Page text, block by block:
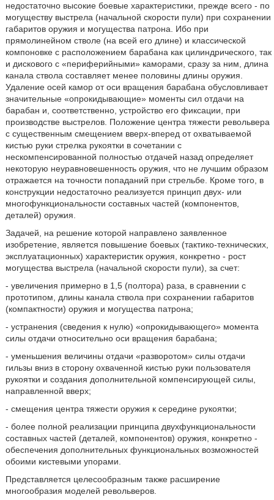
недостаточно высокие боевые характеристики, прежде всего - по
могуществу выстрела (начальной скорости пули) при сохранении
габаритов оружия и могущества патрона. Ибо при
прямолинейном стволе (на всей его длине) и классической
компоновке с расположением барабана как цилиндрического, так
и дискового с «периферийными» каморами, сразу за ним, длина
канала ствола составляет менее половины длины оружия.
Удаление осей камор от оси вращения барабана обусловливает
значительные «опрокидывающие» моменты сил отдачи на
барабан и, соответственно, устройство его фиксации, при
производстве выстрелов. Положение центра тяжести револьвера
с существенным смещением вверх-вперед от охватываемой
кистью руки стрелка рукоятки в сочетании с
нескомпенсированной полностью отдачей назад определяет
некоторую неуравновешенность оружия, что не лучшим образом
отражается на точности попаданий при стрельбе. Кроме того, в
конструкции недостаточно реализуется принцип двух- или
многофункциональности составных частей (компонентов,
деталей) оружия.
Задачей, на решение которой направлено заявленное
изобретение, является повышение боевых (тактико-технических,
эксплуатационных) характеристик оружия, конкретно - рост
могущества выстрела (начальной скорости пули), за счет:
- увеличения примерно в 1,5 (полтора) раза, в сравнении с
прототипом, длины канала ствола при сохранении габаритов
(компактности) оружия и могущества патрона;
- устранения (сведения к нулю) «опрокидывающего» момента
силы отдачи относительно оси вращения барабана;
- уменьшения величины отдачи «разворотом» силы отдачи
гильзы вниз в сторону охваченной кистью руки пользователя
рукоятки и создания дополнительной компенсирующей силы,
направленной вверх;
- смещения центра тяжести оружия к середине рукоятки;
- более полной реализации принципа двухфункциональности
составных частей (деталей, компонентов) оружия, конкретно -
обеспечения дополнительных функциональных возможностей
обоими кистевыми упорами.
Представляется целесообразным также расширение
многообразия моделей револьверов.